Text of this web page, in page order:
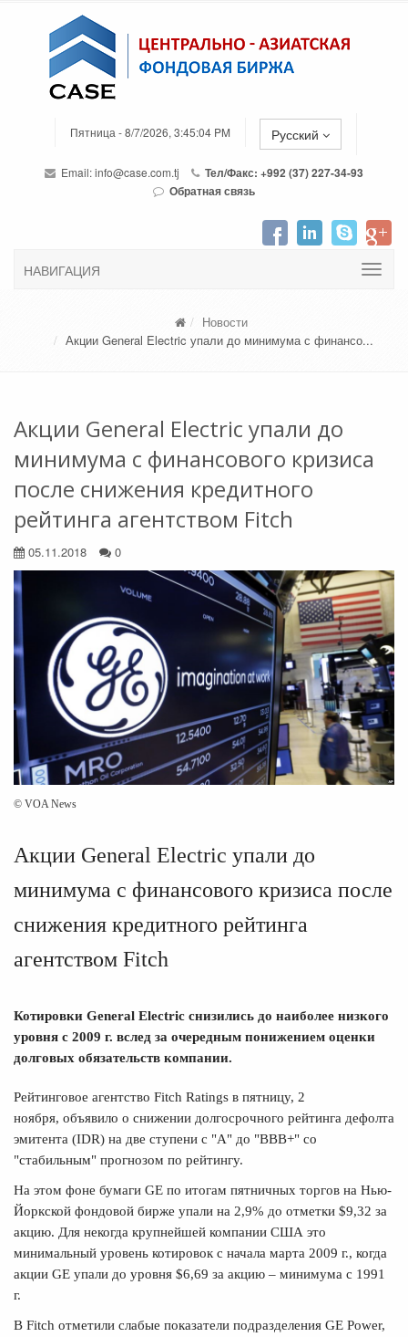
Пятница - 8/7/2026, 3:45:04 PM Русский
Email:info@case.com.tj
Тел/Факс: +992 (37) 227-34-93
Обратная связь
НАВИГАЦИЯ
Новости
Акции General Electric упали до минимума с финансо...
Акции General Electric упали до
минимума с финансового кризиса
после снижения кредитного
рейтинга агентством Fitch
05.11.2018 0
© VOA News
Акции General Electric упали до
минимума с финансового кризиса после
снижения кредитного рейтинга
агентством Fitch
Котировки General Electric снизились до наиболее низкого
уровня с 2009 г. вслед за очередным понижением оценки
долговых обязательств компании.
Рейтинговое агентство Fitch Ratings в пятницу, 2
ноября, объявило о снижении долгосрочного рейтинга дефолта
эмитента (IDR) на две ступени с "А" до "BBB+" со
"стабильным" прогнозом по рейтингу.
На этом фоне бумаги GE по итогам пятничных торгов на Нью-
Йоркской фондовой бирже упали на 2,9% до отметки $9,32 за
акцию. Для некогда крупнейшей компании США это
минимальный уровень котировок с начала марта 2009 г., когда
акции GE упали до уровня $6,69 за акцию – минимума с 1991
г.
В Fitch отметили слабые показатели подразделения GE Power,